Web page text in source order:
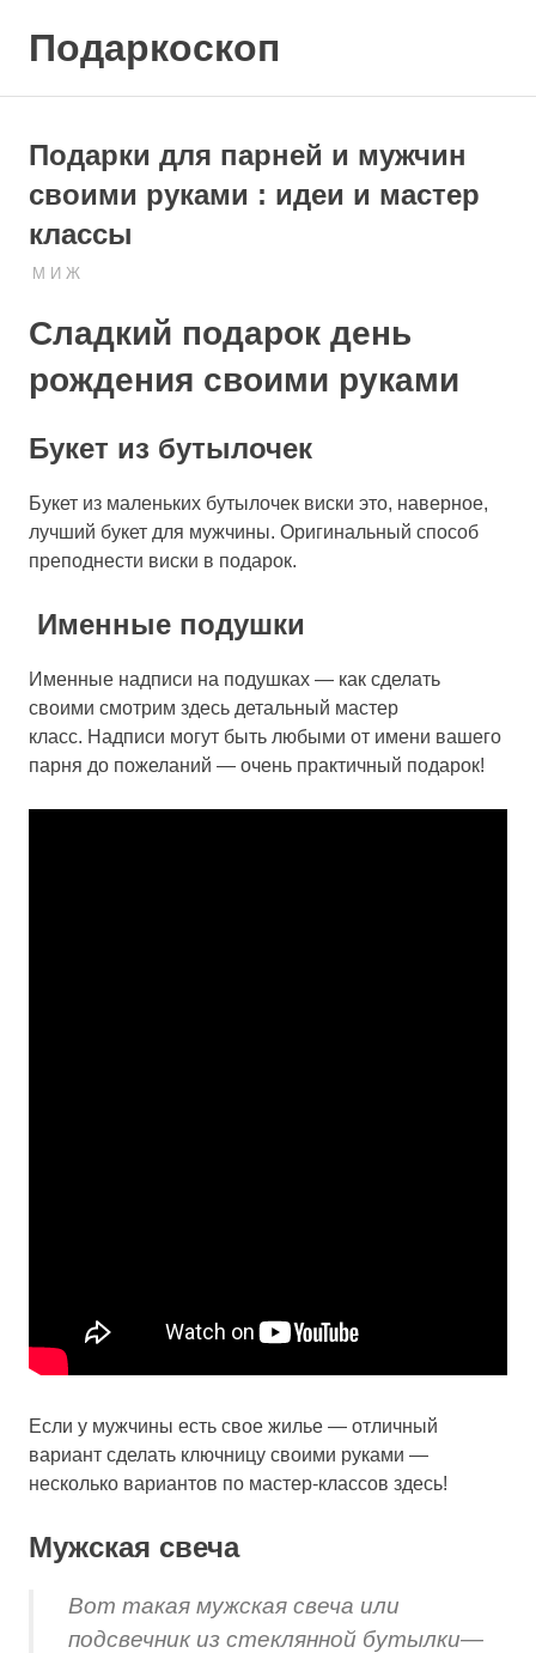
Подаркоскоп
подарить
Подарки для парней и мужчин
своими руками : идеи и мастер
классы
26.08.2019
ПОДАРЧЕК
М И Ж
Сладкий подарок день
рождения своими руками
Букет из бутылочек
Букет из маленьких бутылочек виски это, наверное,
лучший букет для мужчины. Оригинальный способ
преподнести виски в подарок.
Именные подушки
Именные надписи на подушках — как сделать
своими смотрим здесь детальный мастер
класс. Надписи могут быть любыми от имени вашего
парня до пожеланий — очень практичный подарок!
Если у мужчины есть свое жилье — отличный
вариант сделать ключницу своими руками —
несколько вариантов по мастер-классов здесь!
Мужская свеча
Вот такая мужская свеча или
подсвечник из стеклянной бутылки—